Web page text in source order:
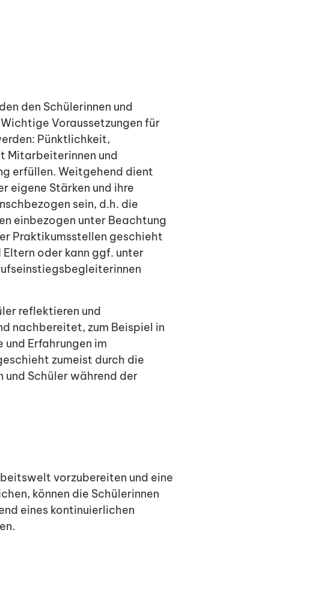
den Schülerinnen und
Voraussetzungen für
Pünktlichkeit,
Mitarbeiterinnen und
erfüllen. Weitgehend dient
eigene Stärken und ihre
sein, d.h. die
einbezogen unter Beachtung
Praktikumsstellen geschieht
oder kann ggf. unter
reflektieren und
nachbereitet, zum Beispiel in
Erfahrungen im
zumeist durch die
und Schüler während der
vorzubereiten und eine
können die Schülerinnen
eines kontinuierlichen